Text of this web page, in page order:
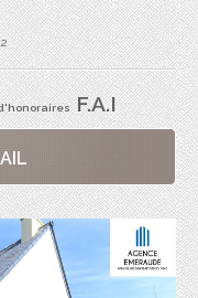
F.A.I